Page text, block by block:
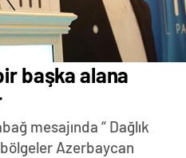
başka alana
mesajında “ Dağlık
Azerbaycan